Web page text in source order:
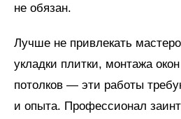
не обязан.
Лучше не привлекать
укладки плитки, монтажа
потолков — эти работы
и опыта. Профессионал